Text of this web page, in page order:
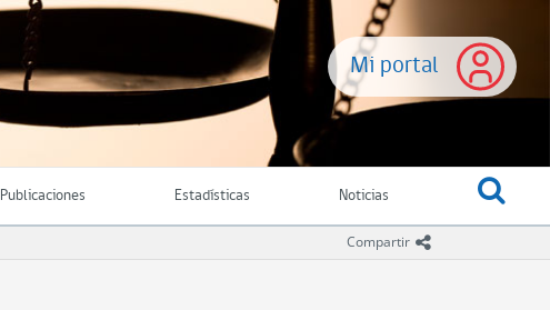
Mi portal
Publicaciones Estadísticas Noticias
Compartir icono compartir